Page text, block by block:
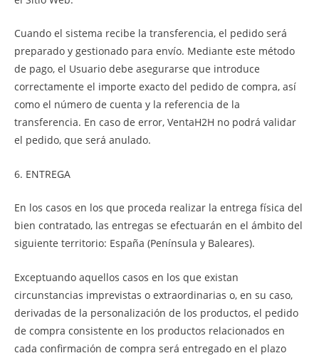
Cuando el sistema recibe la transferencia, el pedido será
preparado y gestionado para envío. Mediante este método
de pago, el Usuario debe asegurarse que introduce
correctamente el importe exacto del pedido de compra, así
como el número de cuenta y la referencia de la
transferencia. En caso de error, VentaH2H no podrá validar
el pedido, que será anulado.
6. ENTREGA
En los casos en los que proceda realizar la entrega física del
bien contratado, las entregas se efectuarán en el ámbito del
siguiente territorio: España (Península y Baleares).
Exceptuando aquellos casos en los que existan
circunstancias imprevistas o extraordinarias o, en su caso,
derivadas de la personalización de los productos, el pedido
de compra consistente en los productos relacionados en
cada confirmación de compra será entregado en el plazo